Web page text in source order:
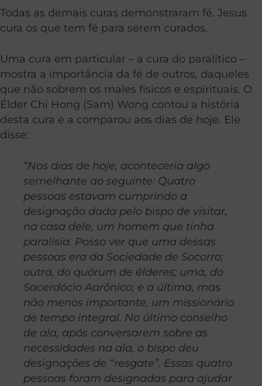
Todas as demais curas demonstraram fé. Jesus
cura os que tem fé para serem curados.
Uma cura em particular – a cura do paralítico –
mostra a importância da fé de outros, daqueles
que não sobrem os males físicos e espirituais. O
Élder Chi Hong (Sam) Wong contou a história
desta cura e a comparou aos dias de hoje. Ele
disse:
“Nos dias de hoje, aconteceria algo
semelhante ao seguinte: Quatro
pessoas estavam cumprindo a
designação dada pelo bispo de visitar,
na casa dele, um homem que tinha
paralisia. Posso ver que uma dessas
pessoas era da Sociedade de Socorro;
outra, do quórum de élderes; uma, do
Sacerdócio Aarônico; e a última, mas
não menos importante, um missionário
de tempo integral. No último conselho
de ala, após conversarem sobre as
necessidades na ala, o bispo deu
designações de “resgate”. Essas quatro
pessoas foram designadas para ajudar